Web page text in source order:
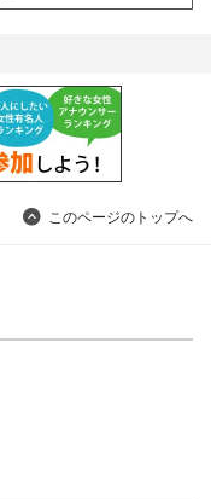
このページのトップへ